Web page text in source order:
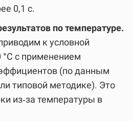
0,1 с.
по температуре.
к условной
с применением
(по данным
типовой методике). Это
из‑за температуры в